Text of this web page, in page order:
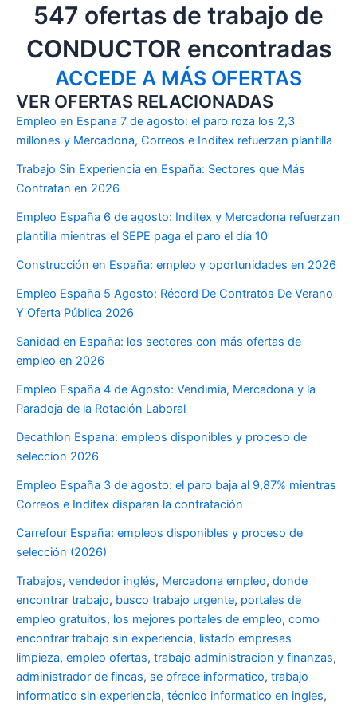
547 ofertas de trabajo de
CONDUCTOR encontradas
ACCEDE A MÁS OFERTAS
VER OFERTAS RELACIONADAS
Empleo en Espana 7 de agosto: el paro roza los 2,3
millones y Mercadona, Correos e Inditex refuerzan plantilla
Trabajo Sin Experiencia en España: Sectores que Más
Contratan en 2026
Empleo España 6 de agosto: Inditex y Mercadona refuerzan
plantilla mientras el SEPE paga el paro el día 10
Construcción en España: empleo y oportunidades en 2026
Empleo España 5 Agosto: Récord De Contratos De Verano
Y Oferta Pública 2026
Sanidad en España: los sectores con más ofertas de
empleo en 2026
Empleo España 4 de Agosto: Vendimia, Mercadona y la
Paradoja de la Rotación Laboral
Decathlon Espana: empleos disponibles y proceso de
seleccion 2026
Empleo España 3 de agosto: el paro baja al 9,87% mientras
Correos e Inditex disparan la contratación
Carrefour España: empleos disponibles y proceso de
selección (2026)
Trabajos, vendedor inglés, Mercadona empleo, donde
encontrar trabajo, busco trabajo urgente, portales de
empleo gratuitos, los mejores portales de empleo, como
encontrar trabajo sin experiencia, listado empresas
limpieza, empleo ofertas, trabajo administracion y finanzas,
administrador de fincas, se ofrece informatico, trabajo
informatico sin experiencia, técnico informatico en ingles,